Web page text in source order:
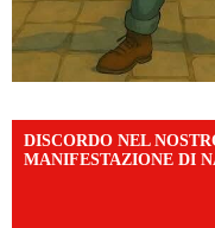
DISCORDO NEL
MANIFESTAZIONE DI